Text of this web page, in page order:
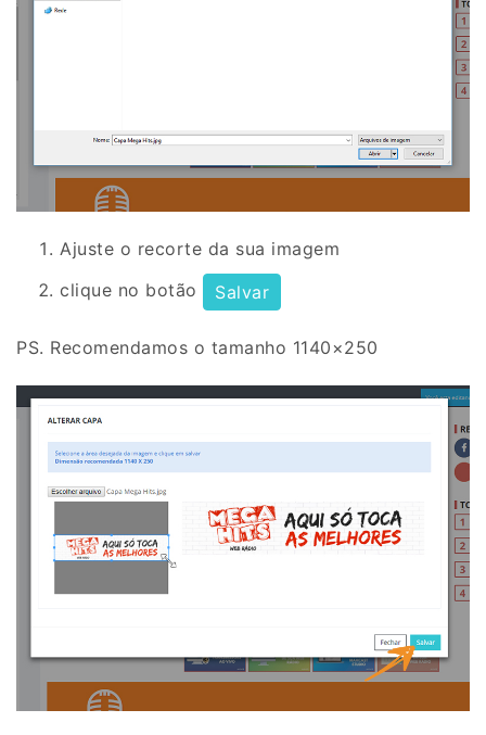
Ajuste o recorte da sua imagem
clique no botão
Salvar
PS. Recomendamos o tamanho 1140×250